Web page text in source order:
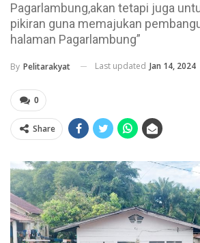
Pagarlambung,akan tetapi juga
pikiran guna memajukan
halaman Pagarlambung”
By Pelitarakyat Last updated Jan 14, 2024
0
Share